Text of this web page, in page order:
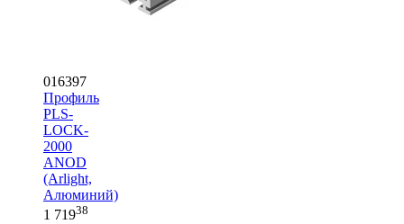
016397
Профиль
PLS-
LOCK-
2000
ANOD
(Arlight,
Алюминий)
1 71938